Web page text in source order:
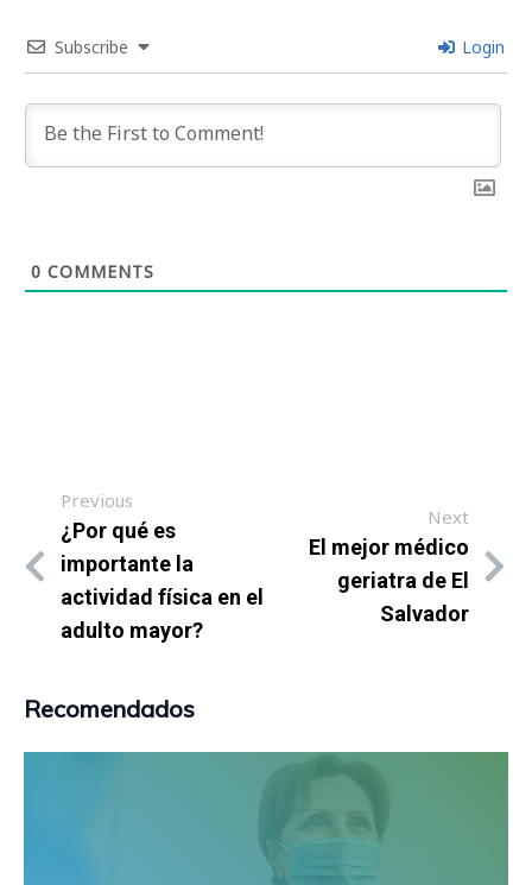
Subscribe Login
0 COMMENTS
Previous
¿Por qué es
importante la
actividad física en el
adulto mayor?
Next
El mejor médico
geriatra de El
Salvador
Recomendados